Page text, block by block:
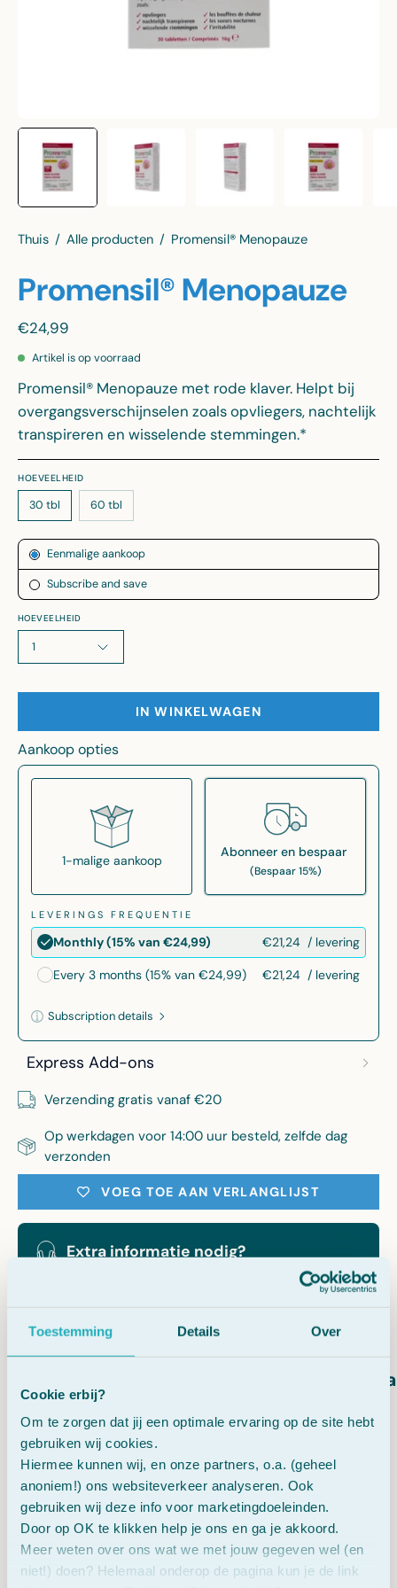
Toestemming Details Over
Cookie erbij?
Om te zorgen dat jij een optimale ervaring op de site hebt
gebruiken wij cookies.
Hiermee kunnen wij, en onze partners, o.a. (geheel
anoniem!) ons websiteverkeer analyseren. Ook
gebruiken wij deze info voor marketingdoeleinden.
Door op OK te klikken help je ons en ga je akkoord.
Meer weten over ons wat we met jouw gegeven wel (en
niet!) doen? Helemaal onderop de pagina kun je de link
Thuis / Alle producten / Promensil® Menopauze
Promensil® Menopauze
€24,99
Artikel is op voorraad
Promensil® Menopauze met rode klaver. Helpt bij
overgangsverschijnselen zoals opvliegers, nachtelijk
transpireren en wisselende stemmingen.*
HOEVEELHEID
30 tbl 60 tbl
Abonnement
Eenmalige aankoop
Subscribe and save
HOEVEELHEID
1
IN WINKELWAGEN
Aankoop opties
1-malige aankoop
Abonneer en bespaar
(Bespaar 15%)
LEVERINGS FREQUENTIE
Monthly (15% van €24,99) €21,24 / levering
Every 3 months (15% van €24,99) €21,24 / levering
Subscription details
Here's how it works:
These prices include taxes, but not other fees. This
subscription auto-renews. It can be skipped or
Subscribe with Confidence
View Subscription Policy
Express Add-ons
Verzending gratis vanaf €20
Op werkdagen voor 14:00 uur besteld, zelfde dag
verzonden
VOEG TOE AAN VERLANGLIJST
Extra informatie nodig?
Beschrijving
Gezondheidsclaims